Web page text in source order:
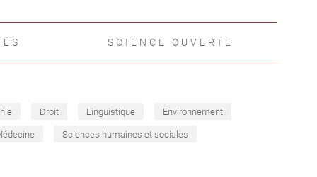
SCIENCE OUVERTE
Droit Linguistique Environnement
Sciences humaines et sociales